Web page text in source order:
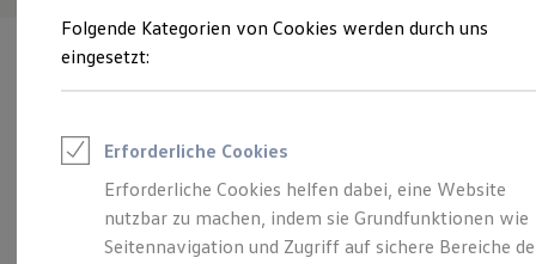
Gewerbliche Personenbeförderung
Service & mobile Werkstätten
Menschen mit Behinderung
Rettungsdienste
ONE Business ID Vorteile
Fahrzeugsuche & Marktplatz
Fahrzeugsuche
Fahrzeuge online kaufen
Verantwortlich für die Inhalte auf dieser Seite ist die W. POTTHOFF
GmbH (
Folgende Kategorien von Cookies werden durch uns
eingesetzt:
Erforderliche Cookies
Erforderliche Cookies helfen dabei, eine Website
nutzbar zu machen, indem sie Grundfunktionen wie
Seitennavigation und Zugriff auf sichere Bereiche